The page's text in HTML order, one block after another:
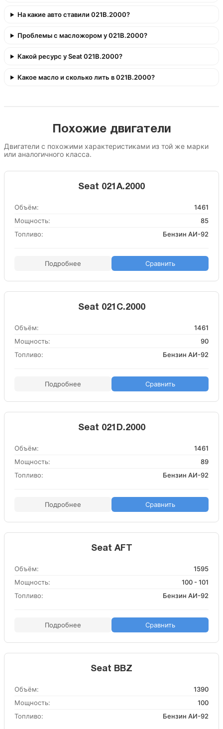
На какие авто ставили 021B.2000?
Проблемы с масложором у 021B.2000?
Какой ресурс у Seat 021B.2000?
Какое масло и сколько лить в 021B.2000?
Похожие двигатели
Двигатели с похожими характеристиками из той же марки
или аналогичного класса.
Seat 021A.2000
Объём:
1461
Мощность:
85
Топливо:
Бензин АИ-92
Подробнее Сравнить
Seat 021C.2000
Объём:
1461
Мощность:
90
Топливо:
Бензин АИ-92
Подробнее Сравнить
Seat 021D.2000
Объём:
1461
Мощность:
89
Топливо:
Бензин АИ-92
Подробнее Сравнить
Seat AFT
Объём:
1595
Мощность:
100 - 101
Топливо:
Бензин АИ-92
Подробнее Сравнить
Seat BBZ
Объём:
1390
Мощность:
100
Топливо:
Бензин АИ-92